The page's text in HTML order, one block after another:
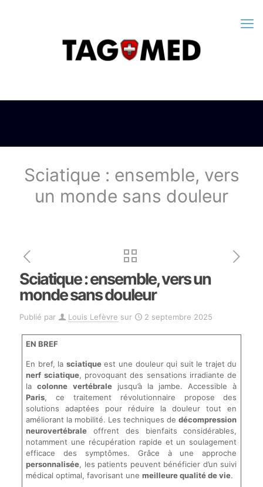
Sciatique : ensemble, vers
un monde sans douleur
Sciatique : ensemble, vers un
monde sans douleur
Publié par Louis Lefèvre sur 2 septembre 2025
EN BREF
En bref, la sciatiqueest une douleur qui suit le trajet du
nerf sciatique, provoquant des sensations irradiante de
lacolonne vertébralejusqu’à la jambe. Accessible à
Paris, ce traitement révolutionnaire propose des
solutions adaptées pour réduire la douleur tout en
améliorant la mobilité. Les techniques dedécompression
neurovertébrale offrent des bienfaits considérables,
notamment une récupération rapide et un soulagement
efficace des symptômes. Grâce à une approche
personnalisée, les patients peuvent bénéficier d’un suivi
médical optimal, favorisant unemeilleure qualité de vie.